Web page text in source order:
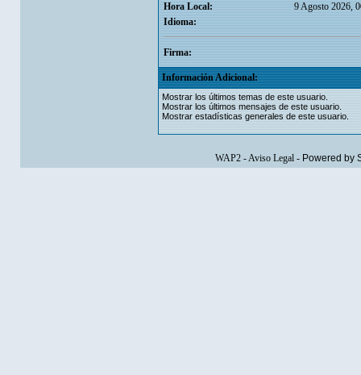
Hora Local:
9 Agosto 2026,
Idioma:
Firma:
Información Adicional:
Mostrar los últimos temas de este usuario.
Mostrar los últimos mensajes de este usuario.
Mostrar estadísticas generales de este usuario.
WAP2-Aviso Legal- Powered by